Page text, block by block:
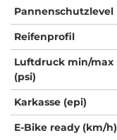
Pannenschutzlevel
Reifenprofil
Luftdruck min/max
(psi)
Karkasse (epi)
E-Bike ready (km/h)